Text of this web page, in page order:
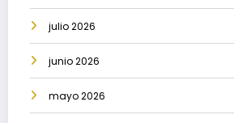
julio 2026
junio 2026
mayo 2026